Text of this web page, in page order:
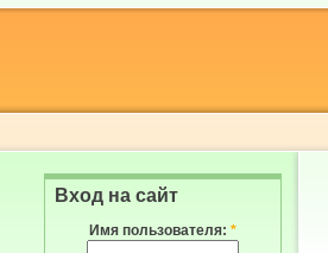
Вход на сайт
Имя пользователя: *